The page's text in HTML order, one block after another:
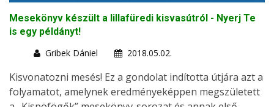
Mesekönyv készült a lillafüredi kisvasútról - Nyerj Te
is egy példányt!
Gribek Dániel
2018.05.02.
Kisvonatozni mesés! Ez a gondolat indította útjára azt a
folyamatot, amelynek eredményeképpen megszületett